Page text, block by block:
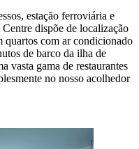
estação ferroviária e
dispõe de localização
quartos com ar condicionado
de barco da ilha de
vasta gama de restaurantes
no nosso acolhedor